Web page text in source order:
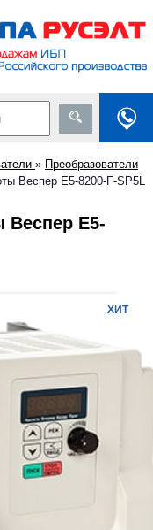
» Преобразователи
Веспер E5-8200-F-SP5L
ХИТ